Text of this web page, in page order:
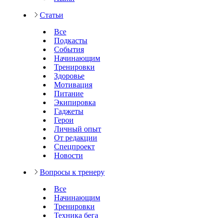
Статьи
Все
Подкасты
События
Начинающим
Тренировки
Здоровье
Мотивация
Питание
Экипировка
Гаджеты
Герои
Личный опыт
От редакции
Спецпроект
Новости
Вопросы к тренеру
Все
Начинающим
Тренировки
Техника бега